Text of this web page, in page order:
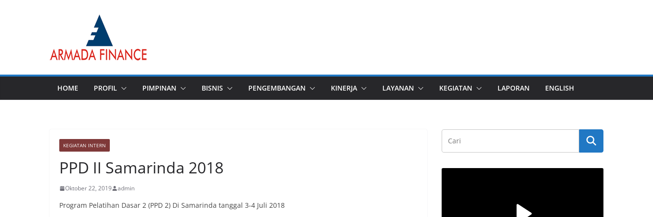
HOME PROFIL PIMPINAN BISNIS PENGEMBANGAN KINERJA LAYANAN KEGIATAN LAPORAN ENGLISH
KEGIATAN INTERN
PPD II Samarinda 2018
Oktober 22, 2019 admin
Program Pelatihan Dasar 2 (PPD 2) Di Samarinda tanggal 3-4 Juli 2018